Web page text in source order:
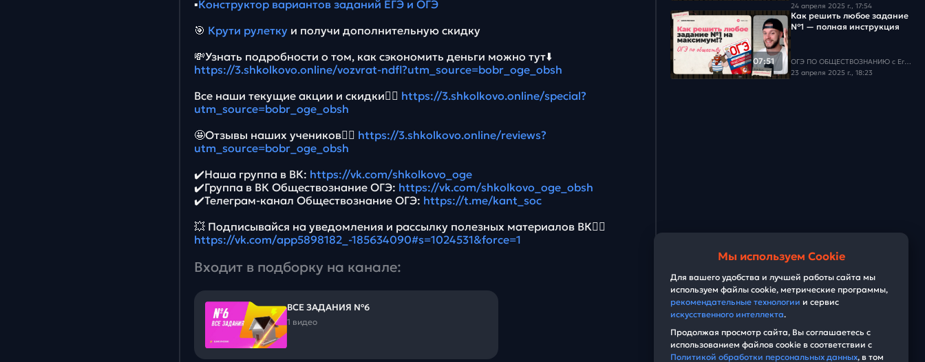
▪️Конструктор вариантов заданий ЕГЭ и ОГЭ
🎯 Крути рулетку и получи дополнительную скидку
💸Узнать подробности о том, как сэкономить деньги можно тут⬇️
https://3.shkolkovo.online/vozvrat-ndfl?utm_source=bobr_oge_obsh
Все наши текущие акции и скидки👉🏻 https://3.shkolkovo.online/special?
utm_source=bobr_oge_obsh
🤩Отзывы наших учеников👉🏻 https://3.shkolkovo.online/reviews?
utm_source=bobr_oge_obsh
✔️Наша группа в ВК: https://vk.com/shkolkovo_oge
✔️Группа в ВК Обществознание ОГЭ: https://vk.com/shkolkovo_oge_obsh
✔️Телеграм-канал Обществознание ОГЭ: https://t.me/kant_soc
💥 Подписывайся на уведомления и рассылку полезных материалов ВК👉🏻
https://vk.com/app5898182_-185634090#s=1024531&force=1
Входит в подборку на канале:
ВСЕ ЗАДАНИЯ №6
1 видео
24 апреля 2025 г., 17:54
07:51
Как решить любое задание
№1 — полная инструкция
ОГЭ ПО ОБЩЕСТВОЗНАНИЮ c Егором Кантом
23 апреля 2025 г., 18:23
Мы используем Cookie
Для вашего удобства и лучшей работы сайта мы
используем файлы cookie, метрические программы,
рекомендательные технологии и сервис
искусственного интеллекта.
Продолжая просмотр сайта, Вы соглашаетесь с
использованием файлов cookie в соответствии с
Политикой обработки персональных данных, в том